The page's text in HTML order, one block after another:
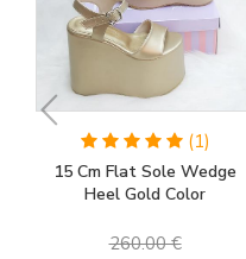
(1)
15 Cm Flat Sole Wedge
Heel Gold Color
Shoes, Wedding Shoes
260.00 €